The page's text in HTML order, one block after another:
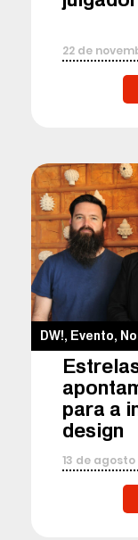
22 de
DW!, Evento,
para a
design
13 de agosto